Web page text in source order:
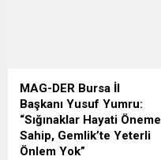
MAG-DER Bursa İl
Başkanı Yusuf Yumru:
“Sığınaklar Hayati Öneme
Sahip, Gemlik’te Yeterli
Önlem Yok”